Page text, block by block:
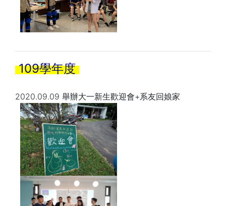
109學年度
2020.09.09 舉辦大一新生歡迎會+系友回娘家